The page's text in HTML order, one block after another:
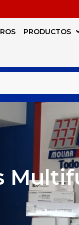
PRODUCTOS